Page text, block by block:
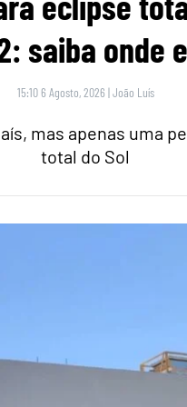
saiba onde
15:10 6 Agosto, 2026 |João Luís
mas apenas uma
total do Sol